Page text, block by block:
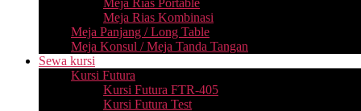
Meja Rias Portable
Meja Rias Kombinasi
Meja Panjang / Long Table
Meja Konsul / Meja Tanda Tangan
Sewa kursi
Kursi Futura
Kursi Futura FTR-405
Kursi Futura Test